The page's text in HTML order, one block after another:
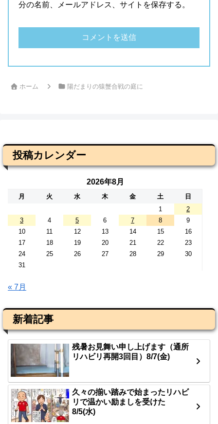
分の名前、メールアドレス、サイトを保存する。
ホーム 陽だまりの猿蟹合戦の庭に
投稿カレンダー
2026年8月
月 火 水 木 金 土
日
1
2
3
4 5 6 7 8
9
10
11 12 13 14 15
16
17
18 19 20 21 22
23
24
25 26 27 28 29
30
31
« 7月
新着記事
残暑お見舞い申し上げます（通所
リハビリ再開3回目）8/7(金)
久々の揃い踏みで始まったリハビ
リで温かい励ましを受けた
8/5(水)